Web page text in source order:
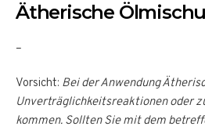
Ätherische
–
Vorsicht: Bei der Anwendung
Unverträglichkeitsreaktionen oder
kommen. Sollten Sie mit dem